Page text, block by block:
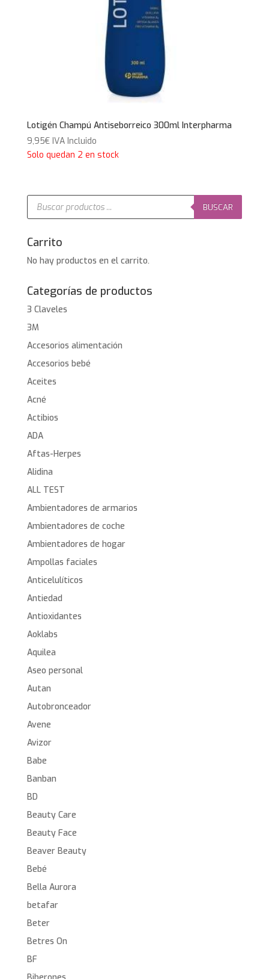
Lotigén Champú Antiseborreico 300ml Interpharma
9,95€ IVA Incluido
Solo quedan 2 en stock
Búsqueda
productos
BUSCAR
Carrito
No hay productos en el carrito.
Categorías de productos
3 Claveles
3M
Accesorios alimentación
Accesorios bebé
Aceites
Acné
Actibios
ADA
Aftas-Herpes
Alidina
ALL TEST
Ambientadores de armarios
Ambientadores de coche
Ambientadores de hogar
Ampollas faciales
Anticelulíticos
Antiedad
Antioxidantes
Aoklabs
Aquilea
Aseo personal
Autan
Autobronceador
Avene
Avizor
Babe
Banban
BD
Beauty Care
Beauty Face
Beaver Beauty
Bebé
Bella Aurora
betafar
Beter
Betres On
BF